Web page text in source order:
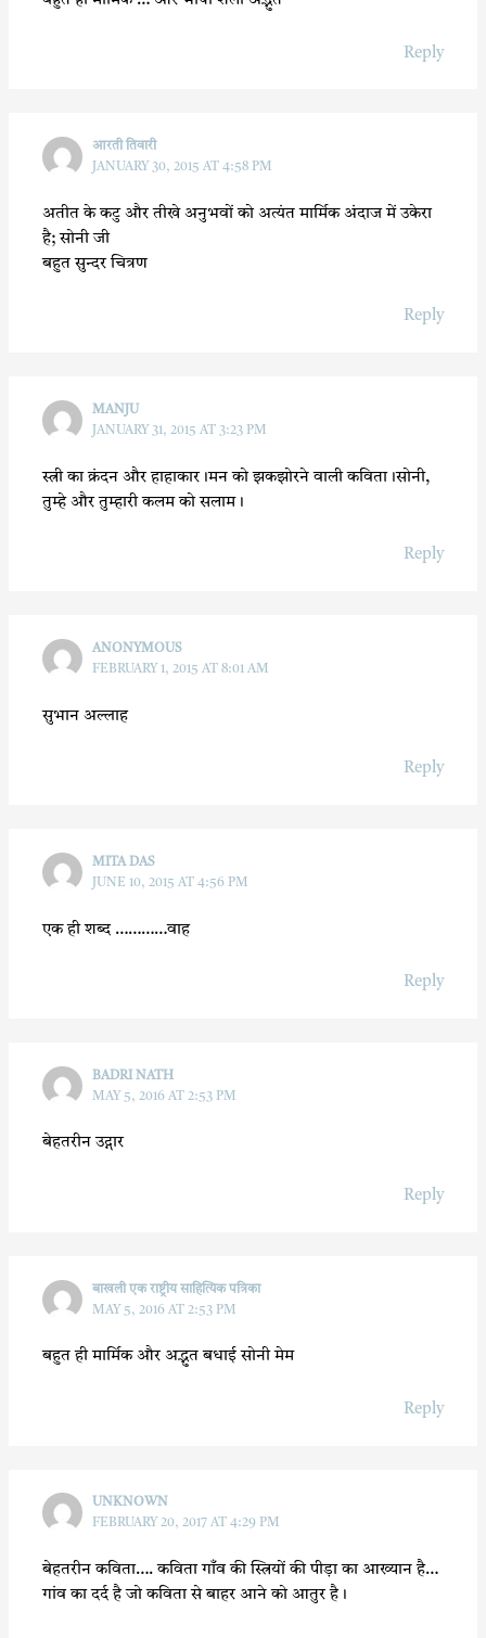
Reply
आरती तिवारी
JANUARY 30, 2015 AT 4:58 PM
अतीत के कटु और तीखे अनुभवों को अत्यंत मार्मिक अंदाज में उकेरा
है; सोनी जी
बहुत सुन्दर चित्रण
Reply
MANJU
JANUARY 31, 2015 AT 3:23 PM
स्त्री का क्रंदन और हाहाकार।मन को झकझोरने वाली कविता।सोनी,
तुम्हे और तुम्हारी कलम को सलाम।
Reply
ANONYMOUS
FEBRUARY 1, 2015 AT 8:01 AM
सुभान अल्लाह
Reply
MITA DAS
JUNE 10, 2015 AT 4:56 PM
एक ही शब्द …………वाह
Reply
BADRI NATH
MAY 5, 2016 AT 2:53 PM
बेहतरीन उद्गार
Reply
बाखली एक राष्ट्रीय साहित्यिक पत्रिका
MAY 5, 2016 AT 2:53 PM
बहुत ही मार्मिक और अद्भुत बधाई सोनी मेम
Reply
UNKNOWN
FEBRUARY 20, 2017 AT 4:29 PM
बेहतरीन कविता…. कविता गाँव की स्त्रियों की पीड़ा का आख्यान है…
गांव का दर्द है जो कविता से बाहर आने को आतुर है।